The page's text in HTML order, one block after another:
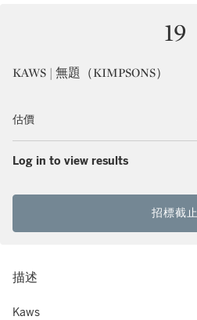
19
KAWS | 無題（KIMPSONS）
估價
Log in to view results
招標截止
描述
Kaws